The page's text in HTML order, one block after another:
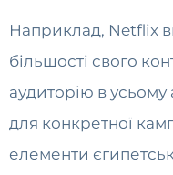
Наприклад, Netflix
більшості свого
аудиторію в усьому
для конкретної
елементи